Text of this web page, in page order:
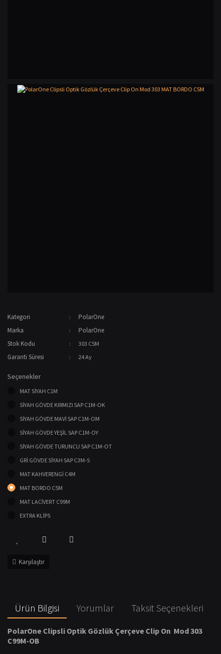
Kategori
PolarOne
Marka
PolarOne
Stok Kodu
303 C5M
Garanti Süresi 24 Ay
Seçenekler
MAT SİYAH C1M
SİYAH GÖVDE KIRMIZI SAP C1M-OK
SİYAH GÖVDE MAVİ SAP C1M-OM
SİYAH GÖVDE YEŞİL SAP C1M-OY
SİYAH GÖVDE TURUNCU SAP C1M-OT
GRİ GÖVDE SİYAH SAP C3M-S
MAT KAHVERENGİ C4M
MAT BORDO C5M
MAT LACİVERT C99M
EXTRA KLİPS
Karşılaştır
Ürün Bilgisi Yorumlar Taksit Seçenekleri
PolarOne Clipsli Optik Gözlük Çerçeve Clip On Mod 303
C99M-OB